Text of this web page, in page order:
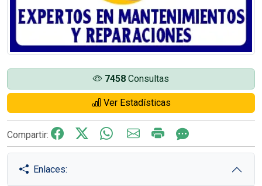
7458 Consultas
Ver Estadísticas
Compartir:
Enlaces: